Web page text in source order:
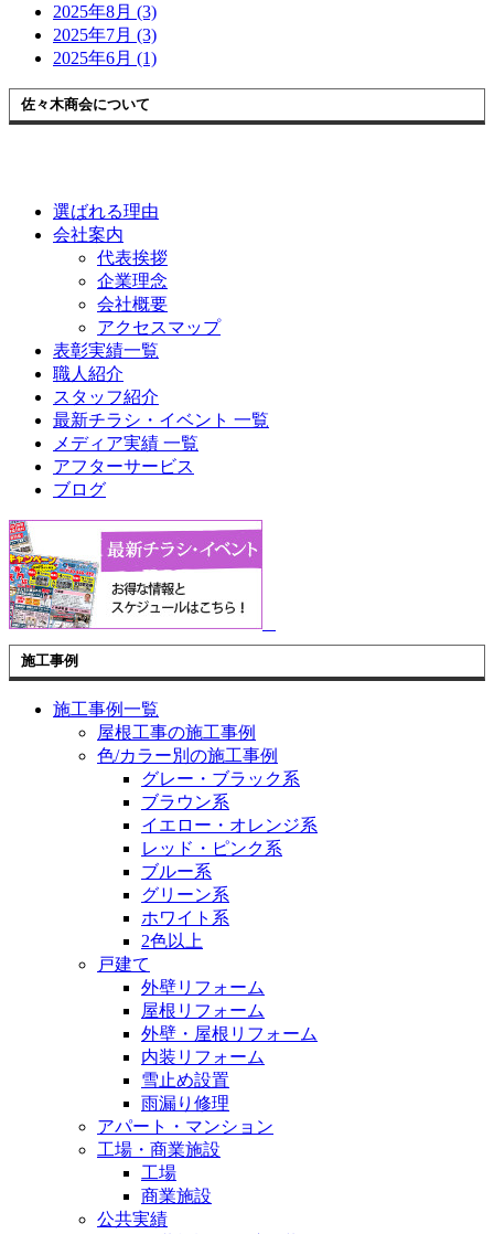
2025年8月 (3)
2025年7月 (3)
2025年6月 (1)
佐々木商会について
選ばれる理由
会社案内
代表挨拶
企業理念
会社概要
アクセスマップ
表彰実績一覧
職人紹介
スタッフ紹介
最新チラシ・イベント 一覧
メディア実績 一覧
アフターサービス
ブログ
施工事例
施工事例一覧
屋根工事の施工事例
色/カラー別の施工事例
グレー・ブラック系
ブラウン系
イエロー・オレンジ系
レッド・ピンク系
ブルー系
グリーン系
ホワイト系
2色以上
戸建て
外壁リフォーム
屋根リフォーム
外壁・屋根リフォーム
内装リフォーム
雪止め設置
雨漏り修理
アパート・マンション
工場・商業施設
工場
商業施設
公共実績